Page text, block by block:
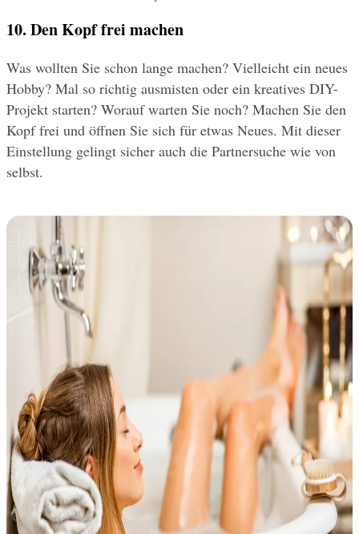
10. Den Kopf frei machen
Was wollten Sie schon lange machen? Vielleicht ein neues
Hobby? Mal so richtig ausmisten oder ein kreatives DIY-
Projekt starten? Worauf warten Sie noch? Machen Sie den
Kopf frei und öffnen Sie sich für etwas Neues. Mit dieser
Einstellung gelingt sicher auch die Partnersuche wie von
selbst.